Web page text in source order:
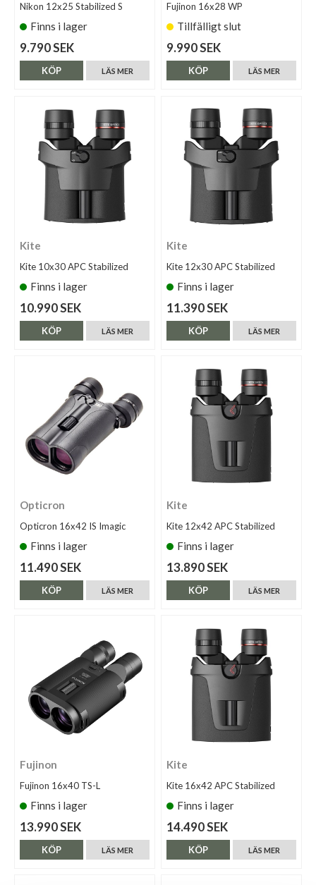
Nikon 12x25 Stabilized S
Finns i lager
9.790 SEK
LÄS MER
KÖP
Fujinon 16x28 WP
Tillfälligt slut
9.990 SEK
LÄS MER
KÖP
Kite
Kite 10x30 APC Stabilized
Finns i lager
10.990 SEK
LÄS MER
KÖP
Kite
Kite 12x30 APC Stabilized
Finns i lager
11.390 SEK
LÄS MER
KÖP
Opticron
Opticron 16x42 IS Imagic
Finns i lager
11.490 SEK
LÄS MER
KÖP
Kite
Kite 12x42 APC Stabilized
Finns i lager
13.890 SEK
LÄS MER
KÖP
Fujinon
Fujinon 16x40 TS-L
Finns i lager
13.990 SEK
LÄS MER
KÖP
Kite
Kite 16x42 APC Stabilized
Finns i lager
14.490 SEK
LÄS MER
KÖP